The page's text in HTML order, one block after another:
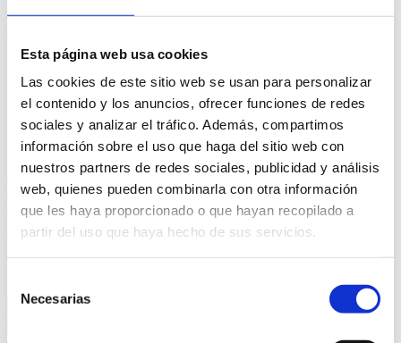
Esta página web usa cookies
Las cookies de este sitio web se usan para personalizar
el contenido y los anuncios, ofrecer funciones de redes
sociales y analizar el tráfico. Además, compartimos
información sobre el uso que haga del sitio web con
nuestros partners de redes sociales, publicidad y análisis
web, quienes pueden combinarla con otra información
que les haya proporcionado o que hayan recopilado a
partir del uso que haya hecho de sus servicios.
Necesarias
¡Eskerrik asko Bidasoa Activa por confiar en Gura Marketin para
En Gura Marketin tenemos amplia experiencia en el diseño de
estrategia y planificación de destinos, branding y creación de
marcas, inteligencia y estudios de mercado, promoción y
comunicación, creación de producto y dinamización sectorial.
Además, ofrecemos asistencia técnica a empresas e instituciones y
participamos en diferentes formación y ponencias.
Te invitamos a descubrir nuestra línea de trabajo sobreMarketing
Turístico
POST ANTERIOR POST SIGUIENTE
Buscar: